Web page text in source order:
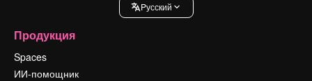
Pусский
Продукция
Spaces
ИИ-помощник